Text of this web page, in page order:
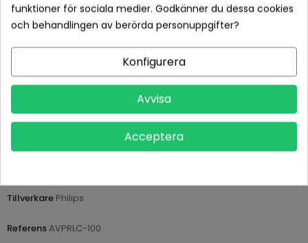
Betala tryggt med Klarna checkout
Leveranstid normalt 1-2 dagar med spårbar frakt
Returvillkor 14 dagars öppet köp (se köpvillkor)
Tillverkare Philips
ReferensAVPRLC-100
funktioner för sociala medier. Godkänner du dessa cookies
och behandlingen av berörda personuppgifter?
Konfigurera
Avvisa
Acceptera